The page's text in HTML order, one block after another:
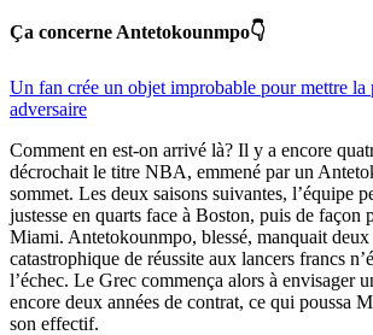
Ça concerne Antetokounmpo👇
Un fan crée un objet improbable pour mettre la
adversaire
Comment en est-on arrivé là? Il y a encore
décrochait le titre NBA, emmené par un
sommet. Les deux saisons suivantes, l’équipe
justesse en quarts face à Boston, puis de façon
Miami. Antetokounmpo, blessé, manquait deux
catastrophique de réussite aux lancers francs
l’échec. Le Grec commença alors à envisager
encore deux années de contrat, ce qui poussa
son effectif.